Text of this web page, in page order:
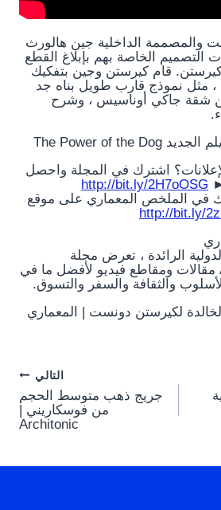
والمصممة الداخلية جين هالورث
التصميم الخاصة بهم بإبلاغ القطع
كيرستن. قام كيرستن وجين بتفكيك
، مثل نموذج قارب طويل بناه جد
شقة جاكي أوناسيس ، وشرح
اشترك في المجلة واحصل
http://bit.ly/2H7oOSG
في الملخص المعماري على موقع
http://bit.ly/
الرائدة ، تعرض مجلة
Architectural Digest مقالات ومقاطع فيديو لأفضل ما في
والثقافة والسفر والتسوق.
لكيرستن دونست | المعماري
التالي
جريج ذهب متوسط ​​الحجم
من فوسكاريني |
Architonic